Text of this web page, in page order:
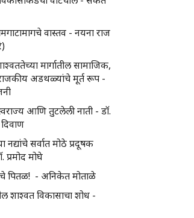
वास्तव - नयना राज
मार्गातील सामाजिक,
अडथळ्यांचे मूर्त रूप -
आणि तुटलेली नाती - डॉ.
सर्वात मोठे प्रदूषक
मोघे
पितळ! - अनिकेत मोताळे
शाश्वत विकासाचा शोध -